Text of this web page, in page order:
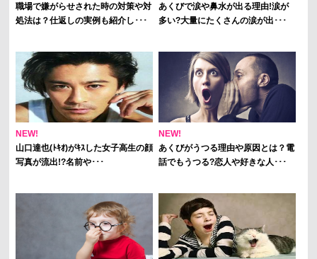
職場で嫌がらせされた時の対策や対
処法は？仕返しの実例も紹介し･･･
あくびで涙や鼻水が出る理由!涙が
多い?大量にたくさんの涙が出･･･
NEW!
山口達也(ﾄｷｵ)がｷｽした女子高生の顔
写真が流出!?名前や･･･
NEW!
あくびがうつる理由や原因とは？電
話でもうつる?恋人や好きな人･･･